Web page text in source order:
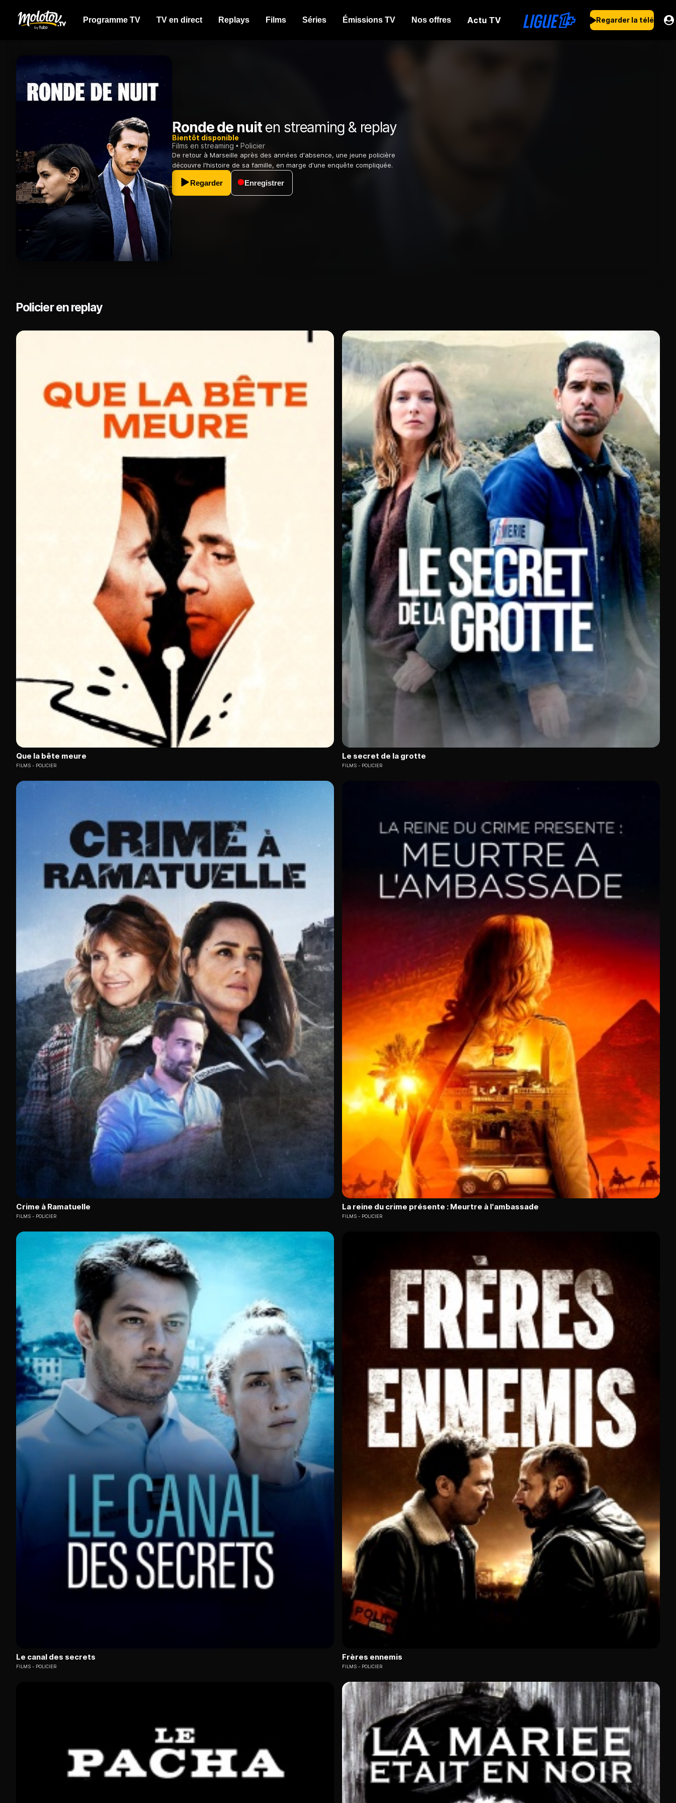
Programme TV TV en direct Replays Films Séries Émissions TV Nos offres Actu TV Regarder la télé
Ronde de nuiten streaming & replay
Bientôt disponible
Films en streaming
Policier
De retour à Marseille après des années d'absence, une jeune policière
découvre l'histoire de sa famille, en marge d'une enquête compliquée.
Regarder Enregistrer
Policier en replay
Que la bête meure
FILMS POLICIER
Le secret de la grotte
FILMS POLICIER
Crime à Ramatuelle
FILMS POLICIER
La reine du crime présente : Meurtre à l'ambassade
FILMS POLICIER
Le canal des secrets
FILMS POLICIER
Frères ennemis
FILMS POLICIER